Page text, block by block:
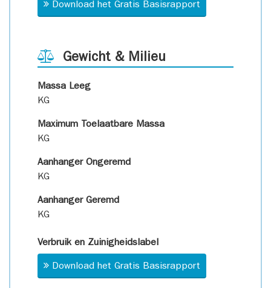
Download het Gratis Basisrapport
Gewicht & Milieu
Massa Leeg
KG
Maximum Toelaatbare Massa
KG
Aanhanger Ongeremd
KG
Aanhanger Geremd
KG
Verbruik en Zuinigheidslabel
Download het Gratis Basisrapport